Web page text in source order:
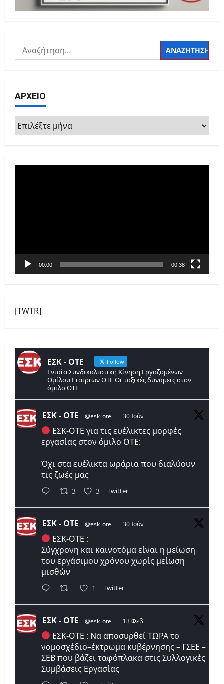
Αναζήτηση
για:
ΑΡΧΕΙΟ
ΑΡΧΕΙΟ
00:00 00:38
[TWTR]
ΕΣΚ - ΟΤΕ Follow
Ενιαία Συνδικαλιστική Κίνηση Εργαζομένων
Ομίλου Εταιριών ΟΤΕ Οι ταξικές δυνάμεις στον
όμιλο ΟΤΕ
ΕΣΚ - ΟΤΕ @esk_ote · 30 Ιούν
ΕΣΚ-ΟΤΕ για τις ευέλικτες μορφές
εργασίας στον όμιλο ΟΤΕ:
Όχι στα ευέλικτα ωράρια που διαλύουν
τις ζωές μας
3 3 Twitter
ΕΣΚ - ΟΤΕ @esk_ote · 30 Ιούν
ΕΣΚ-ΟΤΕ :
Σύγχρονη και καινοτόμα είναι η μείωση
του εργάσιμου χρόνου χωρίς μείωση
μισθών
1 Twitter
ΕΣΚ - ΟΤΕ @esk_ote · 13 Φεβ
ΕΣΚ-ΟΤΕ : Να αποσυρθεί ΤΩΡΑ το
νομοσχέδιο–έκτρωμα κυβέρνησης – ΓΣΕΕ –
ΣΕΒ που βάζει ταφόπλακα στις Συλλογικές
Συμβάσεις Εργασίας